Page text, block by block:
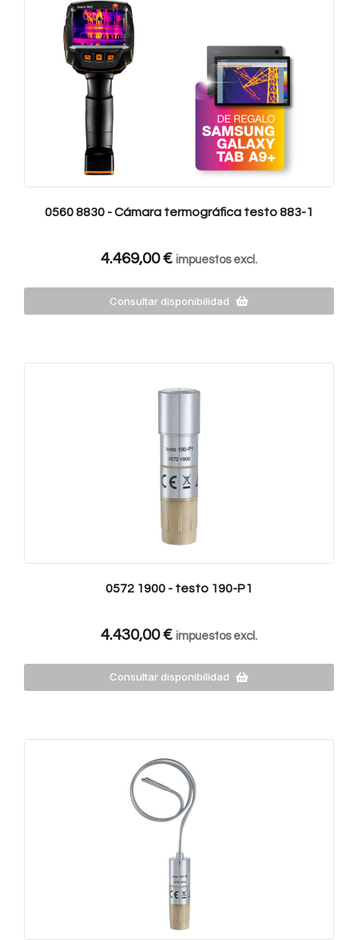
0560 8830 - Cámara termográfica testo 883-1
4.469,00€ impuestos excl.
Consultar disponibilidad
0572 1900 - testo 190-P1
4.430,00€ impuestos excl.
Consultar disponibilidad